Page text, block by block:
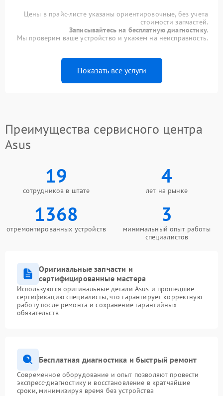
Цены в прайс-листе указаны ориентировочные, без учета
стоимости запчастей.
Записывайтесь на бесплатную диагностику.
Мы проверим ваше устройство и укажем на неисправность.
Показать все услуги
Преимущества сервисного центра
Asus
19
сотрудников в штате
4
лет на рынке
1368
отремонтированных устройств
3
минимальный опыт работы
специалистов
Оригинальные запчасти и
сертифицированные мастера
Используются оригинальные детали Asus и прошедшие
сертификацию специалисты, что гарантирует корректную
работу после ремонта и сохранение гарантийных
обязательств
Бесплатная диагностика и быстрый ремонт
Современное оборудование и опыт позволяют провести
экспресс-диагностику и восстановление в кратчайшие
сроки, минимизируя время без устройства